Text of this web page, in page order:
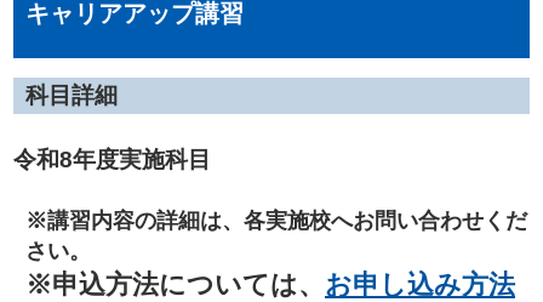
キャリアアップ講習
科目詳細
令和8年度実施科目
※講習内容の詳細は、各実施校へお問い合わせくだ
さい。
※申込方法については、 お申し込み方法